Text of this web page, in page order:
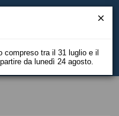
EN
tra il 31 luglio e il
da lunedì 24 agosto.